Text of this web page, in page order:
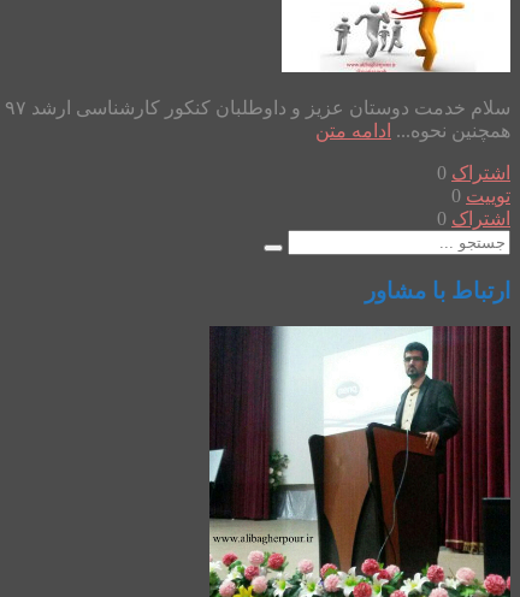
همچنین نحوه... ادامه متن
اشتراک 0
توییت 0
اشتراک 0
ارتباط با مشاور